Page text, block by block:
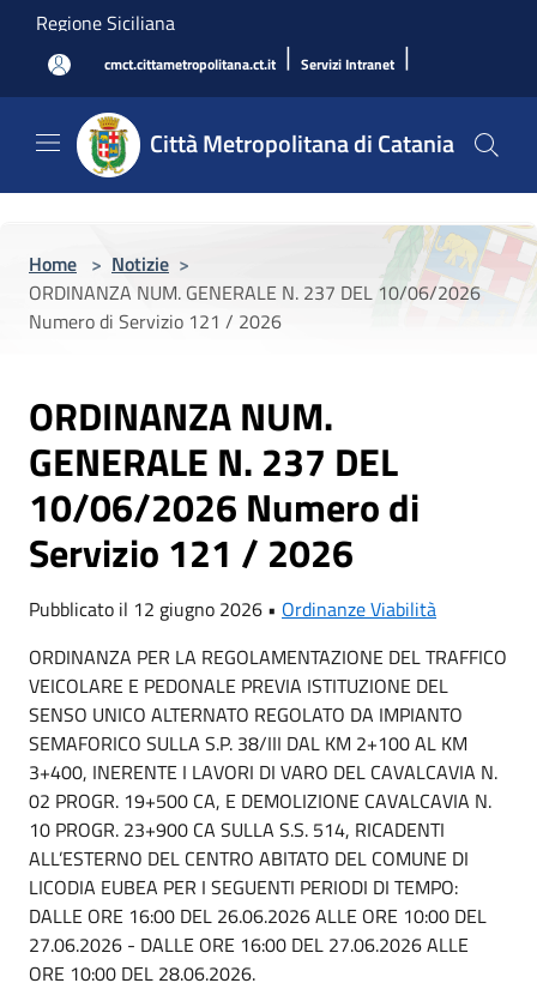
Salta al contenuto principale
Regione Siciliana
cmct.cittametropolitana.ct.it | Servizi Intranet |
Città Metropolitana di Catania
Home > Notizie >
ORDINANZA NUM. GENERALE N. 237 DEL 10/06/2026
Numero di Servizio 121 / 2026
ORDINANZA NUM.
GENERALE N. 237 DEL
10/06/2026 Numero di
Servizio 121 / 2026
Pubblicato il 12 giugno 2026 • Ordinanze Viabilità
ORDINANZA PER LA REGOLAMENTAZIONE DEL TRAFFICO
VEICOLARE E PEDONALE PREVIA ISTITUZIONE DEL
SENSO UNICO ALTERNATO REGOLATO DA IMPIANTO
SEMAFORICO SULLA S.P. 38/III DAL KM 2+100 AL KM
3+400, INERENTE I LAVORI DI VARO DEL CAVALCAVIA N.
02 PROGR. 19+500 CA, E DEMOLIZIONE CAVALCAVIA N.
10 PROGR. 23+900 CA SULLA S.S. 514, RICADENTI
ALL’ESTERNO DEL CENTRO ABITATO DEL COMUNE DI
LICODIA EUBEA PER I SEGUENTI PERIODI DI TEMPO:
DALLE ORE 16:00 DEL 26.06.2026 ALLE ORE 10:00 DEL
27.06.2026 - DALLE ORE 16:00 DEL 27.06.2026 ALLE
ORE 10:00 DEL 28.06.2026.